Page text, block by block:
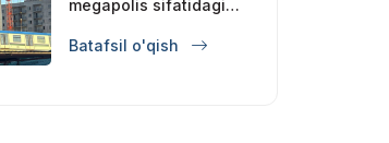
megapolis sifatidagi
mustahkamlamoqda
Batafsil o'qish